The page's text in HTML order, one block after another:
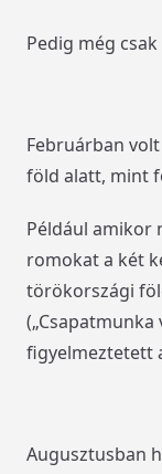
Pedig még
Februárban
föld alatt, mint
Például amikor
romokat a két
törökországi
figyelmeztetett
Augusztusban